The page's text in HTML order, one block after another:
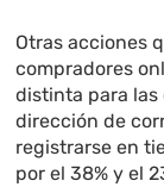
Otras acciones
compradores
distinta para las
dirección de
registrarse en
por el 38% y el